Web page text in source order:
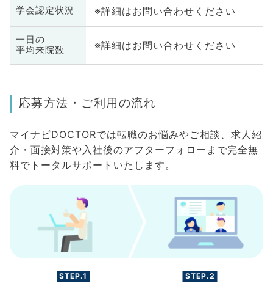
学会認定状況 ※詳細はお問い合わせください
一日の
平均来院数
※詳細はお問い合わせください
応募方法・ご利用の流れ
マイナビDOCTORでは転職のお悩みやご相談、求人紹
介・面接対策や入社後のアフターフォローまで完全無
料でトータルサポートいたします。
STEP.1 STEP.2